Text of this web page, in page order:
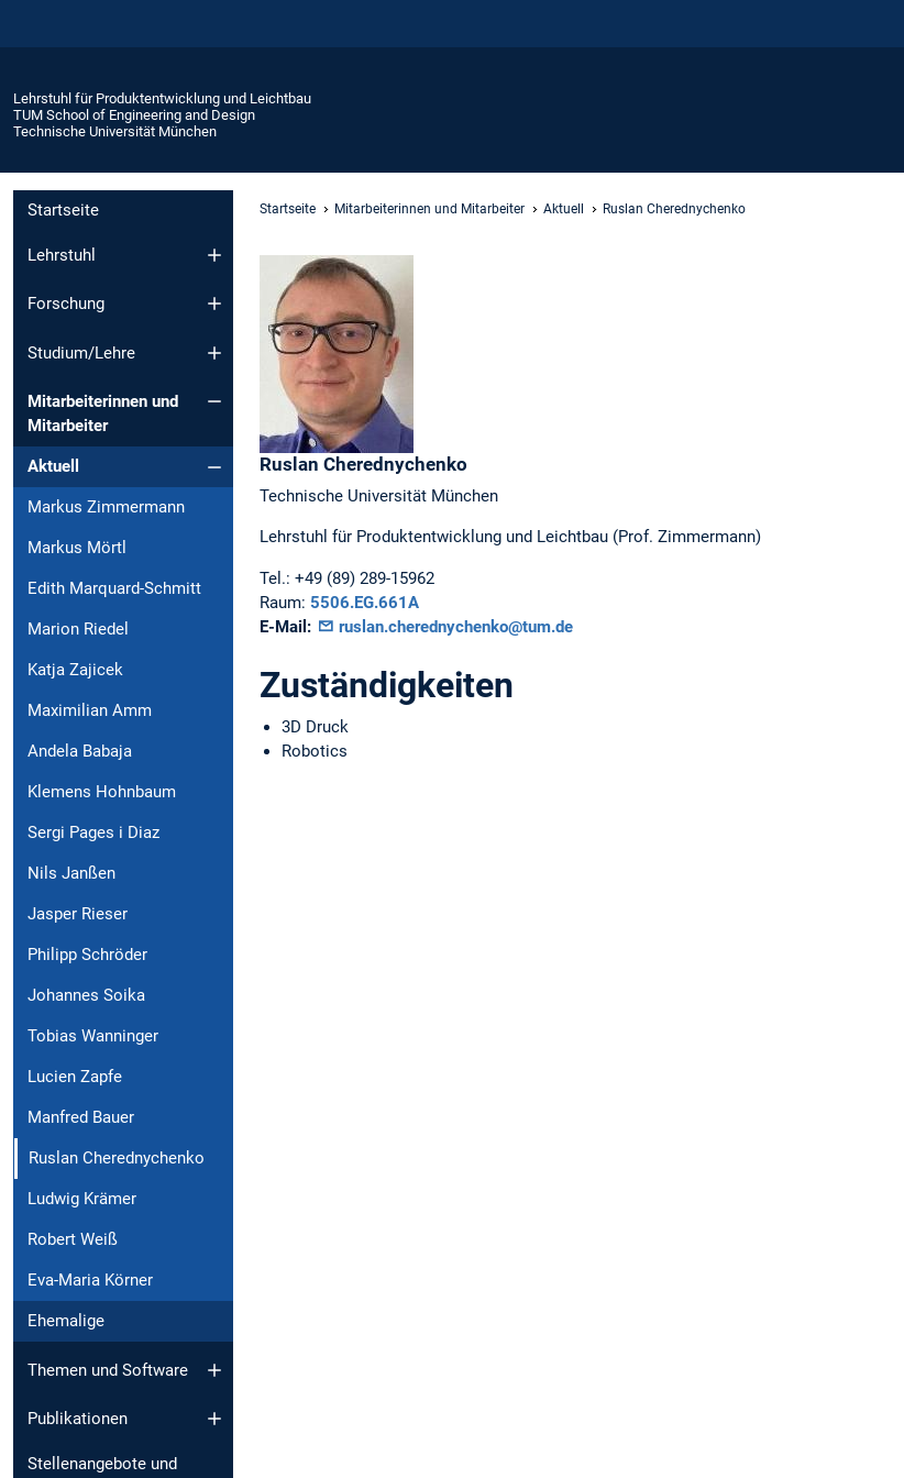
Lehrstuhl für Produktentwicklung und Leichtbau
TUM School of Engineering and Design
Technische Universität München
Startseite
Lehrstuhl
Forschung
Studium/Lehre
Mitarbeiterinnen und
Mitarbeiter
Aktuell
Markus Zimmermann
Markus Mörtl
Edith Marquard-Schmitt
Marion Riedel
Katja Zajicek
Maximilian Amm
Andela Babaja
Klemens Hohnbaum
Sergi Pages i Diaz
Nils Janßen
Jasper Rieser
Philipp Schröder
Johannes Soika
Tobias Wanninger
Lucien Zapfe
Manfred Bauer
Ruslan Cherednychenko
Ludwig Krämer
Robert Weiß
Eva-Maria Körner
Ehemalige
Themen und Software
Publikationen
Stellenangebote und
Startseite Mitarbeiterinnen und Mitarbeiter Aktuell Ruslan Cherednychenko
Ruslan Cherednychenko
Technische Universität München
Lehrstuhl für Produktentwicklung und Leichtbau (Prof. Zimmermann)
Tel.: +49 (89) 289-15962
Raum: 5506.EG.661A
E-Mail:
ruslan.cherednychenko@tum.de
Zuständigkeiten
3D Druck
Robotics